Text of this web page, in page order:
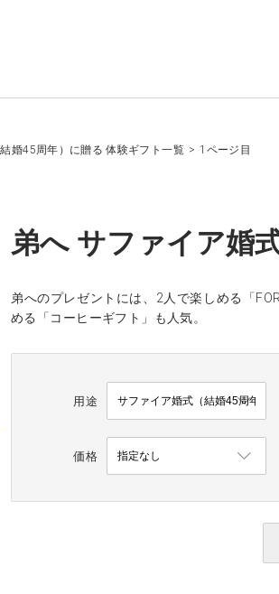
婚45周年）に贈る 体験ギフト一覧 > 1ページ目
弟へ サファイア婚
弟へのプレゼントには、2人で楽しめる「
める「コーヒーギフト」も人気。
用途
価格